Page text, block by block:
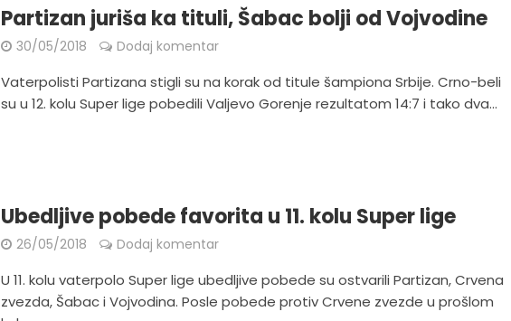
Partizan juriša ka tituli, Šabac bolji od Vojvodine
30/05/2018 Dodaj komentar
Vaterpolisti Partizana stigli su na korak od titule šampiona Srbije. Crno-beli
su u 12. kolu Super lige pobedili Valjevo Gorenje rezultatom 14:7 i tako dva...
Ubedljive pobede favorita u 11. kolu Super lige
26/05/2018 Dodaj komentar
U 11. kolu vaterpolo Super lige ubedljive pobede su ostvarili Partizan, Crvena
zvezda, Šabac i Vojvodina. Posle pobede protiv Crvene zvezde u prošlom